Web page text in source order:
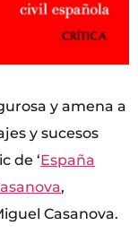
y amena a
y sucesos
de ‘España
,
Casanova.